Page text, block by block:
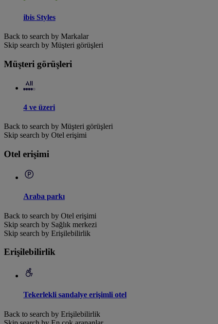
ibis Styles
Back to search by Markalar
Skip search by Müşteri görüşleri
Müşteri görüşleri
4 ve üzeri
Back to search by Müşteri görüşleri
Skip search by Otel erişimi
Otel erişimi
Araba parkı
Back to search by Otel erişimi
Skip search by Sağlık merkezi
Skip search by Erişilebilirlik
Erişilebilirlik
Tekerlekli sandalye erişimli otel
Back to search by Erişilebilirlik